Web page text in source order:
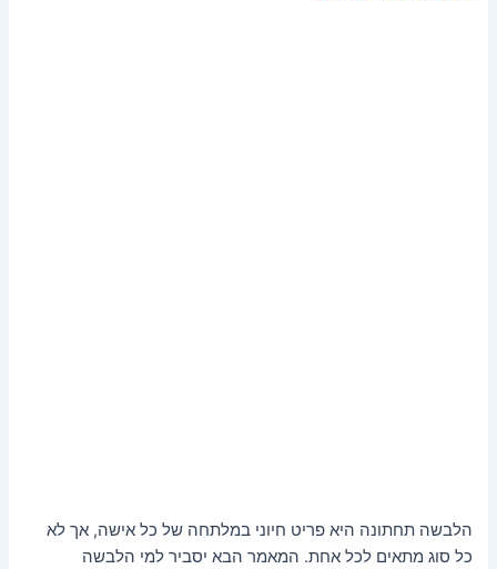
הלבשה תחתונה היא פריט חיוני במלתחה של כל אישה, אך לא
כל סוג מתאים לכל אחת. המאמר הבא יסביר למי הלבשה